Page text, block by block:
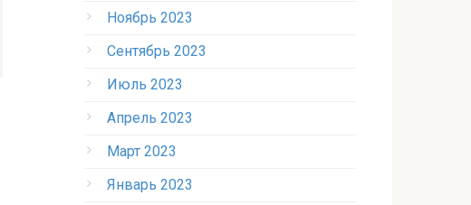
Ноябрь 2023
Сентябрь 2023
Июль 2023
Апрель 2023
Март 2023
Январь 2023